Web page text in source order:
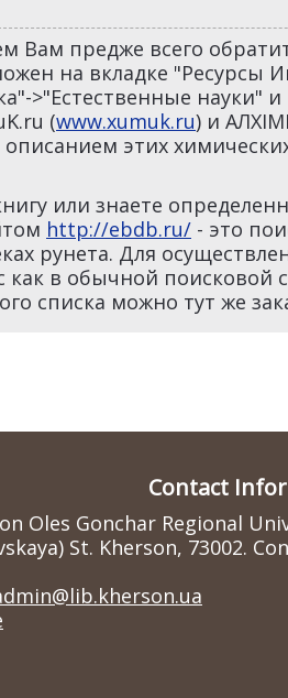
Вам предже всего
на вкладке "Ресурсы
>"Естественные науки" и
(www.xumuk.ru) и
описанием этих
или знаете
http://ebdb.ru/ - это
рунета. Для
в обычной поисковой
списка можно тут же
Contact
Oles Gonchar Regional
St. Kherson, 73002.